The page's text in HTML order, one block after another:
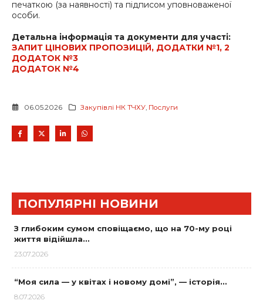
печаткою (за наявності) та підписом уповноваженої
особи.
Детальна інформація та документи для участі:
ЗАПИТ ЦІНОВИХ ПРОПОЗИЦІЙ, ДОДАТКИ №1, 2
ДОДАТОК №3
ДОДАТОК №4
06.05.2026 Закупівлі НК ТЧХУ Послуги
ПОПУЛЯРНІ НОВИНИ
З глибоким сумом сповіщаємо, що на 70-му році
життя відійшла…
23.07.2026
“Моя сила — у квітах і новому домі”, — історія…
8.07.2026